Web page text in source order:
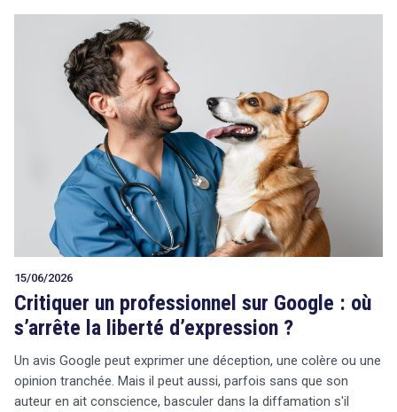
15/06/2026
Critiquer un professionnel sur Google : où
s’arrête la liberté d’expression ?
Un avis Google peut exprimer une déception, une colère ou une
opinion tranchée. Mais il peut aussi, parfois sans que son
auteur en ait conscience, basculer dans la diffamation s'il